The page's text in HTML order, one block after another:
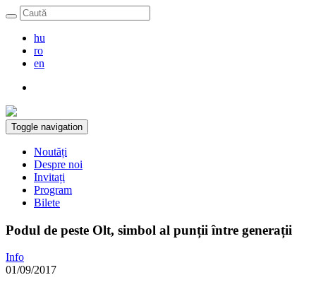
hu
ro
en
Toggle navigation
Noutăți
Despre noi
Invitați
Program
Bilete
Podul de peste Olt, simbol al punții între generații
Info
01/09/2017